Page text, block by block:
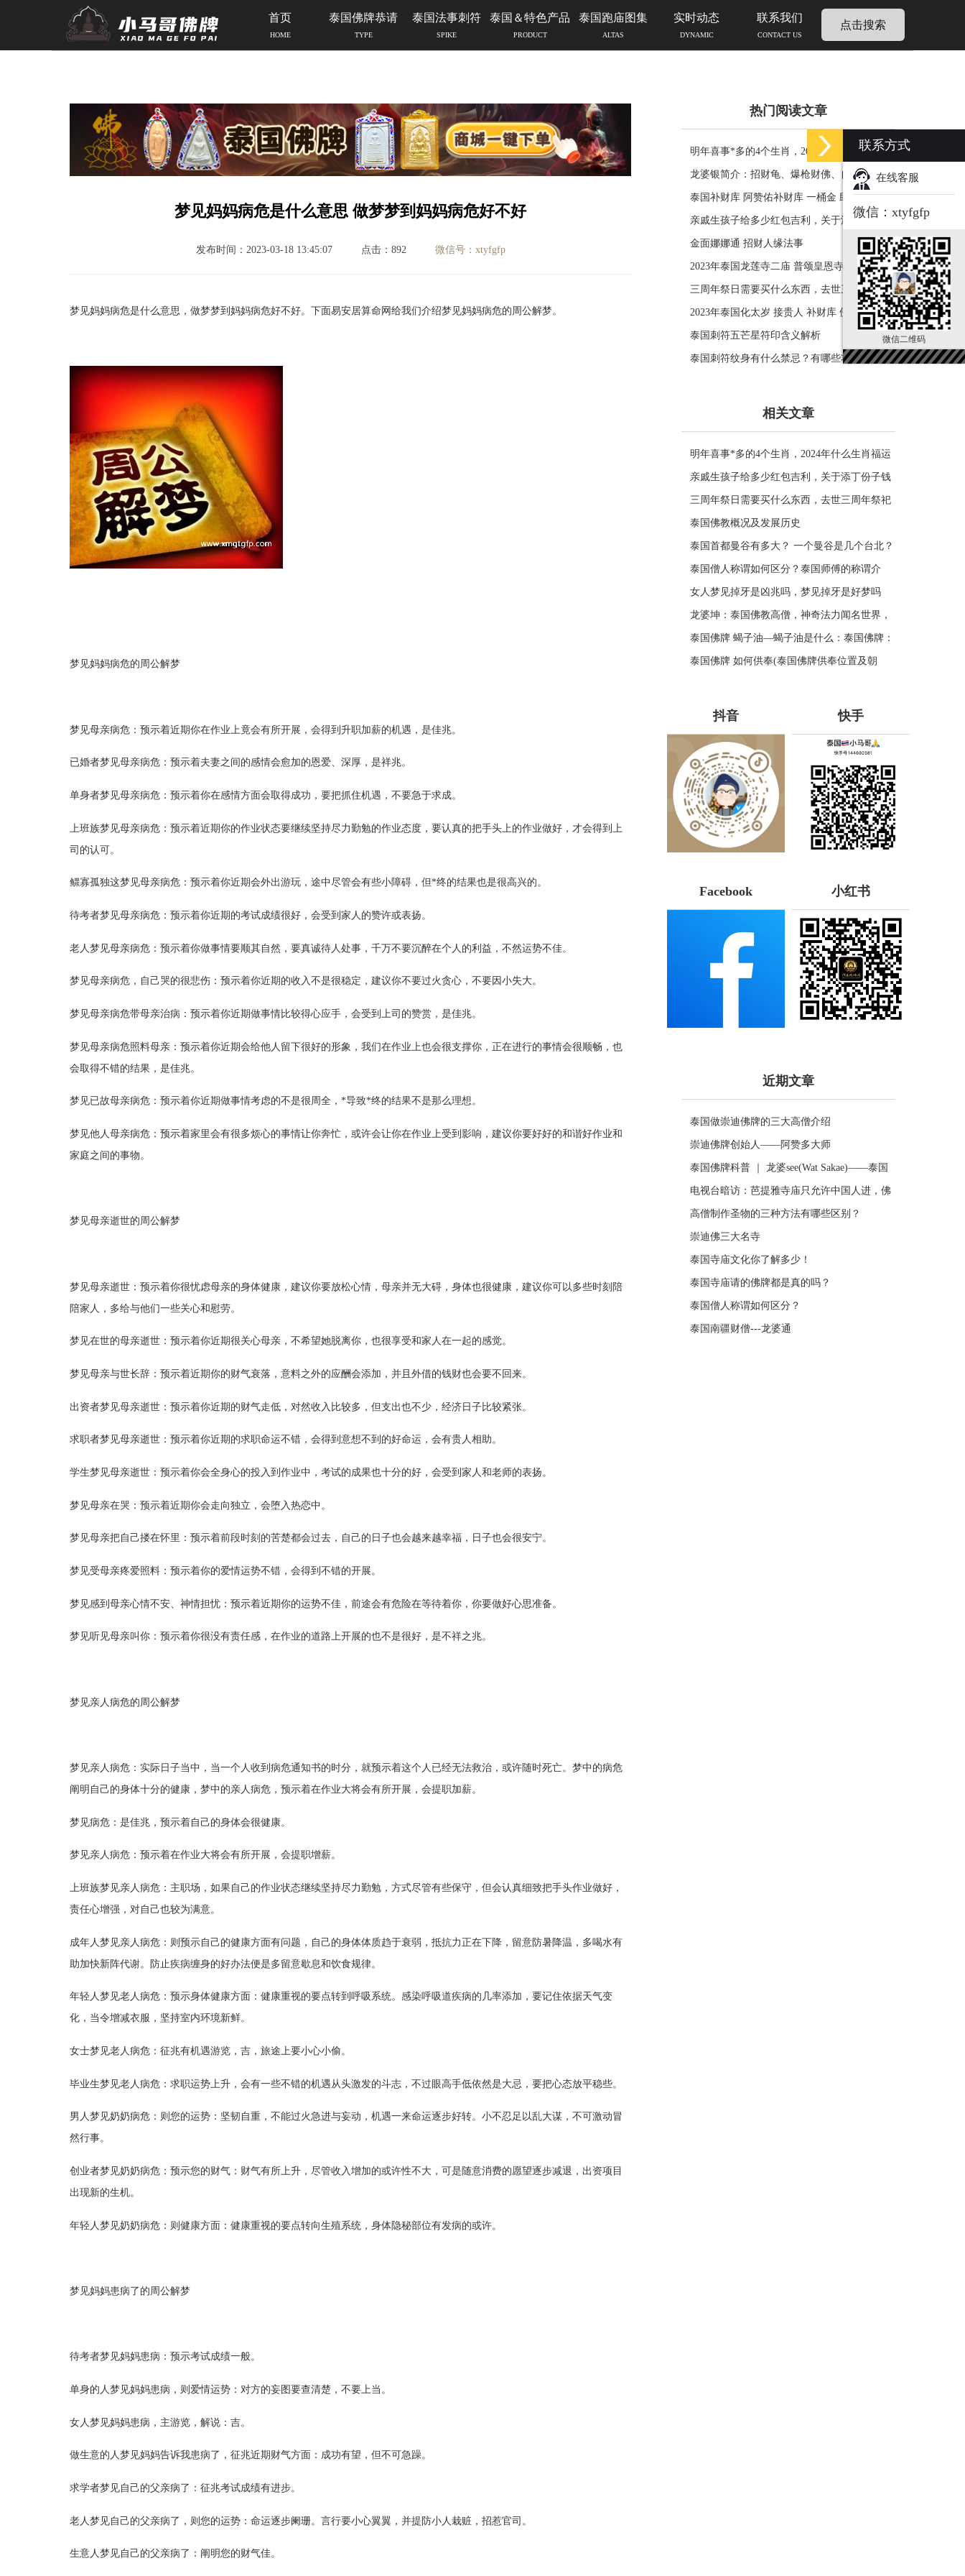
首页
HOME
泰国佛牌恭请
TYPE
泰国法事刺符
SPIKE
泰国＆特色产品
PRODUCT
泰国跑庙图集
ALTAS
实时动态
DYNAMIC
联系我们
CONTACT US
点击搜索
梦见妈妈病危是什么意思 做梦梦到妈妈病危好不好
发布时间：2023-03-18 13:45:07 点击：892 微信号：xtyfgfp
梦见妈妈病危是什么意思，做梦梦到妈妈病危好不好。下面易安居算命网给我们介绍梦见妈妈病危的周公解梦。
梦见妈妈病危的周公解梦
梦见母亲病危：预示着近期你在作业上竟会有所开展，会得到升职加薪的机遇，是佳兆。
已婚者梦见母亲病危：预示着夫妻之间的感情会愈加的恩爱、深厚，是祥兆。
单身者梦见母亲病危：预示着你在感情方面会取得成功，要把抓住机遇，不要急于求成。
上班族梦见母亲病危：预示着近期你的作业状态要继续坚持尽力勤勉的作业态度，要认真的把手头上的作业做好，才会得到上
司的认可。
鳏寡孤独这梦见母亲病危：预示着你近期会外出游玩，途中尽管会有些小障碍，但*终的结果也是很高兴的。
待考者梦见母亲病危：预示着你近期的考试成绩很好，会受到家人的赞许或表扬。
老人梦见母亲病危：预示着你做事情要顺其自然，要真诚待人处事，千万不要沉醉在个人的利益，不然运势不佳。
梦见母亲病危，自己哭的很悲伤：预示着你近期的收入不是很稳定，建议你不要过火贪心，不要因小失大。
梦见母亲病危带母亲治病：预示着你近期做事情比较得心应手，会受到上司的赞赏，是佳兆。
梦见母亲病危照料母亲：预示着你近期会给他人留下很好的形象，我们在作业上也会很支撑你，正在进行的事情会很顺畅，也
会取得不错的结果，是佳兆。
梦见已故母亲病危：预示着你近期做事情考虑的不是很周全，*导致*终的结果不是那么理想。
梦见他人母亲病危：预示着家里会有很多烦心的事情让你奔忙，或许会让你在作业上受到影响，建议你要好好的和谐好作业和
家庭之间的事物。
梦见母亲逝世的周公解梦
梦见母亲逝世：预示着你很忧虑母亲的身体健康，建议你要放松心情，母亲并无大碍，身体也很健康，建议你可以多些时刻陪
陪家人，多给与他们一些关心和慰劳。
梦见在世的母亲逝世：预示着你近期很关心母亲，不希望她脱离你，也很享受和家人在一起的感觉。
梦见母亲与世长辞：预示着近期你的财气衰落，意料之外的应酬会添加，并且外借的钱财也会要不回来。
出资者梦见母亲逝世：预示着你近期的财气走低，对然收入比较多，但支出也不少，经济日子比较紧张。
求职者梦见母亲逝世：预示着你近期的求职命运不错，会得到意想不到的好命运，会有贵人相助。
学生梦见母亲逝世：预示着你会全身心的投入到作业中，考试的成果也十分的好，会受到家人和老师的表扬。
梦见母亲在哭：预示着近期你会走向独立，会堕入热恋中。
梦见母亲把自己搂在怀里：预示着前段时刻的苦楚都会过去，自己的日子也会越来越幸福，日子也会很安宁。
梦见受母亲疼爱照料：预示着你的爱情运势不错，会得到不错的开展。
梦见感到母亲心情不安、神情担忧：预示着近期你的运势不佳，前途会有危险在等待着你，你要做好心思准备。
梦见听见母亲叫你：预示着你很没有责任感，在作业的道路上开展的也不是很好，是不祥之兆。
梦见亲人病危的周公解梦
梦见亲人病危：实际日子当中，当一个人收到病危通知书的时分，就预示着这个人已经无法救治，或许随时死亡。梦中的病危
阐明自己的身体十分的健康，梦中的亲人病危，预示着在作业大将会有所开展，会提职加薪。
梦见病危：是佳兆，预示着自己的身体会很健康。
梦见亲人病危：预示着在作业大将会有所开展，会提职增薪。
上班族梦见亲人病危：主职场，如果自己的作业状态继续坚持尽力勤勉，方式尽管有些保守，但会认真细致把手头作业做好，
责任心增强，对自己也较为满意。
成年人梦见亲人病危：则预示自己的健康方面有问题，自己的身体体质趋于衰弱，抵抗力正在下降，留意防暑降温，多喝水有
助加快新阵代谢。防止疾病缠身的好办法便是多留意歇息和饮食规律。
年轻人梦见老人病危：预示身体健康方面：健康重视的要点转到呼吸系统。感染呼吸道疾病的几率添加，要记住依据天气变
化，当令增减衣服，坚持室内环境新鲜。
女士梦见老人病危：征兆有机遇游览，吉，旅途上要小心小偷。
毕业生梦见老人病危：求职运势上升，会有一些不错的机遇从头激发的斗志，不过眼高手低依然是大忌，要把心态放平稳些。
男人梦见奶奶病危：则您的运势：坚韧自重，不能过火急进与妄动，机遇一来命运逐步好转。小不忍足以乱大谋，不可激动冒
然行事。
创业者梦见奶奶病危：预示您的财气：财气有所上升，尽管收入增加的或许性不大，可是随意消费的愿望逐步减退，出资项目
出现新的生机。
年轻人梦见奶奶病危：则健康方面：健康重视的要点转向生殖系统，身体隐秘部位有发病的或许。
梦见妈妈患病了的周公解梦
待考者梦见妈妈患病：预示考试成绩一般。
单身的人梦见妈妈患病，则爱情运势：对方的妄图要查清楚，不要上当。
女人梦见妈妈患病，主游览，解说：吉。
做生意的人梦见妈妈告诉我患病了，征兆近期财气方面：成功有望，但不可急躁。
求学者梦见自己的父亲病了：征兆考试成绩有进步。
老人梦见自己的父亲病了，则您的运势：命运逐步阑珊。言行要小心翼翼，并提防小人栽赃，招惹官司。
生意人梦见自己的父亲病了：阐明您的财气佳。
热门阅读文章
明年喜事*多的4个生肖，2024年什么生肖福运
临门好事连连
龙婆银简介：招财龟、爆枪财佛、自身佛牌的
功效介绍
泰国补财库 阿赞佑补财库 一桶金 助力生意财
运财富
亲戚生孩子给多少红包吉利，关于添丁份子钱
风水讲究
金面娜娜通 招财人缘法事
2023年泰国龙莲寺二庙 普颂皇恩寺化太岁 接
贵人 补财库 佛历2566年
三周年祭日需要买什么东西，去世三周年祭祀
用品风水
2023年泰国化太岁 接贵人 补财库 佛历2566年
泰国刺符五芒星符印含义解析
泰国刺符纹身有什么禁忌？有哪些功效？
相关文章
明年喜事*多的4个生肖，2024年什么生肖福运
临门好事连连
亲戚生孩子给多少红包吉利，关于添丁份子钱
风水讲究
三周年祭日需要买什么东西，去世三周年祭祀
用品风水
泰国佛教概况及发展历史
泰国首都曼谷有多大？ 一个曼谷是几个台北？
一张图看曼谷面积与各大城市比较
泰国僧人称谓如何区分？泰国师傅的称谓介
绍。
女人梦见掉牙是凶兆吗，梦见掉牙是好梦吗
龙婆坤：泰国佛教高僧，神奇法力闻名世界，
受众敬仰的灵性导师
泰国佛牌 蝎子油—蝎子油是什么：泰国佛牌：
蝎子油的神奇力量
泰国佛牌 如何供奉(泰国佛牌供奉位置及朝
抖音 快手
Facebook 小红书
近期文章
泰国做崇迪佛牌的三大高僧介绍
崇迪佛牌创始人——阿赞多大师
泰国佛牌科普 ｜ 龙婆see(Wat Sakae)——泰国
四面神前三高僧
电视台暗访：芭提雅寺庙只允许中国人进，佛
牌高于常价100多倍！
高僧制作圣物的三种方法有哪些区别？
崇迪佛三大名寺
泰国寺庙文化你了解多少！
泰国寺庙请的佛牌都是真的吗？
泰国僧人称谓如何区分？
泰国南疆财僧---龙婆通
联系方式
在线客服
微信：xtyfgfp
微信二维码